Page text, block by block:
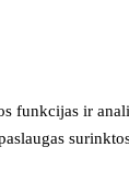
ir